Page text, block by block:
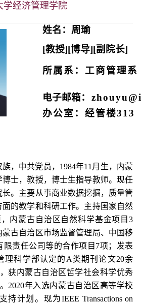
学经济管理学院
姓名：周瑜
[教授][博导][副院长]
所属系：工商管理系
电子邮箱：
办公室：经管楼313
，中共党员， 1984年11 月生，内蒙
士，教授，博士生指导教师。现任
。主要从事商业数据挖掘，质量管
的教学和科研工作。主持国家自然
内蒙古自治区自然科学基金项目3
古自治区市场监督管理局、中国移
限责任公司等的合作项目 7项；发表
理科学部认定的 A 类期刊论文20余
获内蒙古自治区哲学社会科学优秀
2020年入选内蒙古自治区高等学校
支持计划。现为IEEE Transactions on